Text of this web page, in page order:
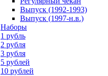
Выпуск (1992-1993)
Выпуск (1997-н.в.)
Наборы
1 рубль
2 рубля
3 рубля
5 рублей
10 рублей